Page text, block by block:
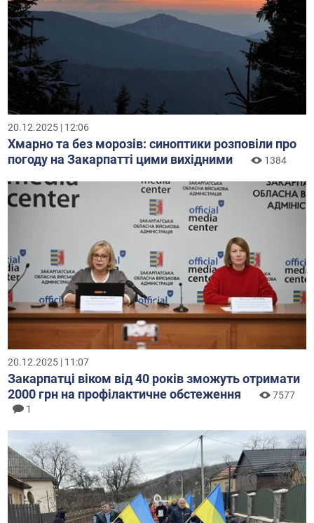
20.12.2025 | 12:06
Хмарно та без морозів: синоптики розповіли про
погоду на Закарпатті цими вихідними
1384
20.12.2025 | 11:07
Закарпатці віком від 40 років зможуть отримати
2000 грн на профілактичне обстеження
7577
1